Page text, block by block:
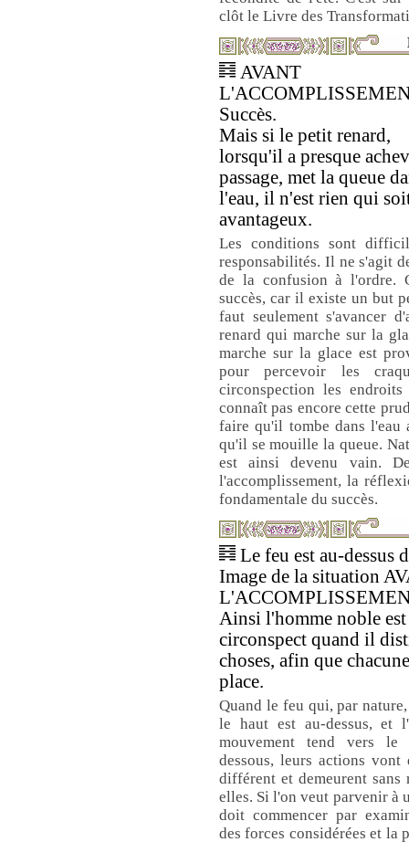
clôt le Livre des
AVANT
Succès.
Mais si le petit renard,
lorsqu'il a presque
passage, met la queue
l'eau, il n'est rien qui
avantageux.
Les conditions sont
responsabilités. Il ne s'agit
de la confusion à l'ordre.
succès, car il existe un but
faut seulement s'avancer
renard qui marche sur la
marche sur la glace est
pour percevoir les
circonspection les
connaît pas encore cette
faire qu'il tombe dans l'eau
qu'il se mouille la queue.
est ainsi devenu vain.
l'accomplissement, la
fondamentale du succès.
Le feu est au-dessus
Image de la situation
Ainsi l'homme noble est
circonspect quand il
choses, afin que
place.
Quand le feu qui, par
le haut est au-dessus, et
mouvement tend vers
dessous, leurs actions vont
différent et demeurent sans
elles. Si l'on veut parvenir à
doit commencer par
des forces considérées et la